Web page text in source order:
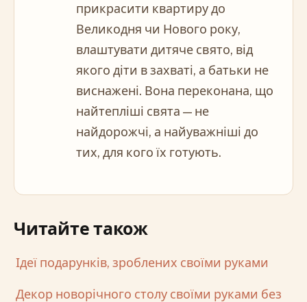
прикрасити квартиру до
Великодня чи Нового року,
влаштувати дитяче свято, від
якого діти в захваті, а батьки не
виснажені. Вона переконана, що
найтепліші свята — не
найдорожчі, а найуважніші до
тих, для кого їх готують.
Читайте також
Ідеї подарунків, зроблених своїми руками
Декор новорічного столу своїми руками без